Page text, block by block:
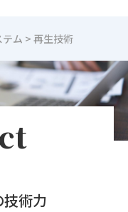
ム > 再生技術
術力